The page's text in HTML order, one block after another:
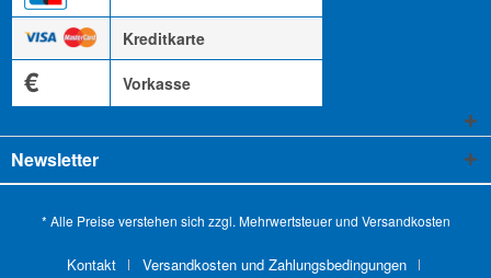
Kreditkarte
€ Vorkasse
Newsletter
* Alle Preise verstehen sich zzgl. Mehrwertsteuer und Versandkosten
Kontakt Versandkosten und Zahlungsbedingungen